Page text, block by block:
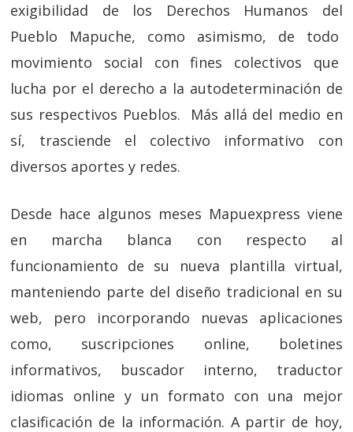
exigibilidad de los Derechos Humanos del
Pueblo Mapuche, como asimismo, de todo
movimiento social con fines colectivos que
lucha por el derecho a la autodeterminación de
sus respectivos Pueblos. Más allá del medio en
sí, trasciende el colectivo informativo con
diversos aportes y redes.
Desde hace algunos meses Mapuexpress viene
en marcha blanca con respecto al
funcionamiento de su nueva plantilla virtual,
manteniendo parte del diseño tradicional en su
web, pero incorporando nuevas aplicaciones
como, suscripciones online, boletines
informativos, buscador interno, traductor
idiomas online y un formato con una mejor
clasificación de la información. A partir de hoy,